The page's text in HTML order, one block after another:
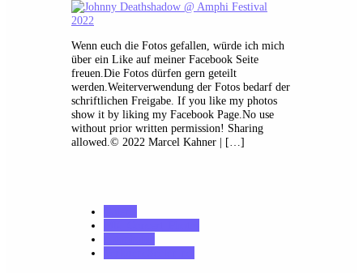
Wenn euch die Fotos gefallen, würde ich mich
über ein Like auf meiner Facebook Seite
freuen.Die Fotos dürfen gern geteilt
werden.Weiterverwendung der Fotos bedarf der
schriftlichen Freigabe. If you like my photos
show it by liking my Facebook Page.No use
without prior written permission! Sharing
allowed.© 2022 Marcel Kahner | […]